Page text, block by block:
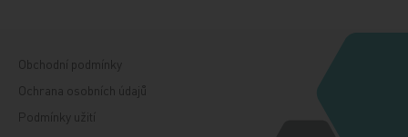
Obchodní podmínky
Ochrana osobních údajů
Podmínky užití